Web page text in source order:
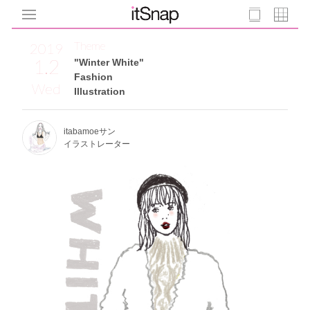
2019
1.2
Wed
"Winter White"
Fashion
Illustration
Theme
itabamoeサン
イラストレーター